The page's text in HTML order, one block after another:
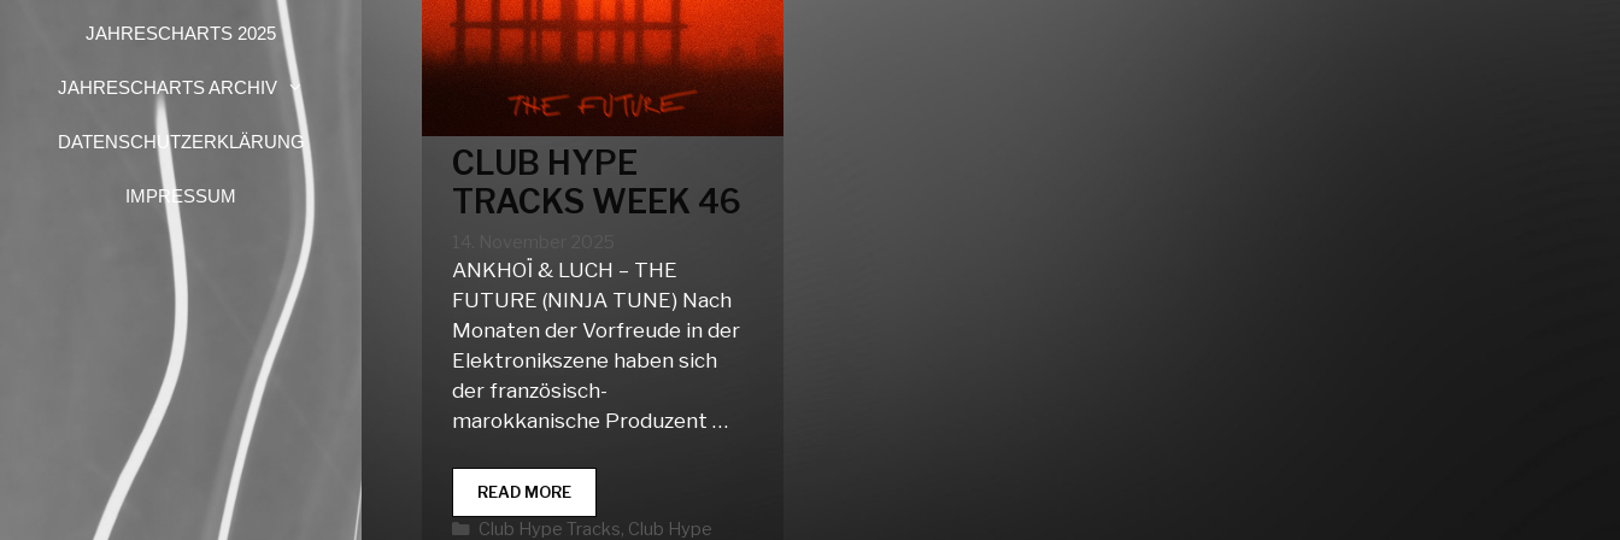
JAHRESCHARTS 2025
JAHRESCHARTS ARCHIV
DATENSCHUTZERKLÄRUNG
IMPRESSUM
CLUB HYPE
TRACKS WEEK 46
ANKHOÏ & LUCH – THE
FUTURE (NINJA TUNE) Nach
Monaten der Vorfreude in der
Elektronikszene haben sich
der französisch-
marokkanische Produzent …
READ MORECLUB
HYPE
Kategorien
Club Hype Tracks, Club Hype